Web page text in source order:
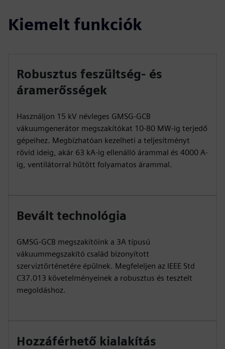
Kiemelt funkciók
Robusztus feszültség- és
áramerősségek
Használjon 15 kV névleges GMSG-GCB
vákuumgenerátor megszakítókat 10-80 MW-ig terjedő
gépeihez. Megbízhatóan kezelheti a teljesítményt
rövid ideig, akár 63 kA-ig ellenálló árammal és 4000 A-
ig, ventilátorral hűtött folyamatos árammal.
Bevált technológia
GMSG-GCB megszakítóink a 3A típusú
vákuummegszakító család bizonyított
szerviztörténetére épülnek. Megfeleljen az IEEE Std
C37.013 követelményeinek a robusztus és tesztelt
megoldáshoz.
Hozzáférhető kialakítás